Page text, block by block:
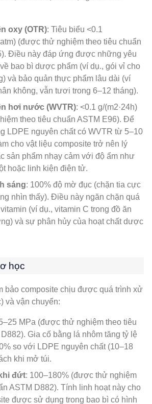
oxy (OTR): Tiêu biểu <0.1
(được thử nghiệm theo tiêu chuẩn
Điều này đáp ứng được những yêu
bao bì dược phẩm (ví dụ., gói vỉ cho
và bảo quản thực phẩm lâu dài (ví
không, vẫn tươi trong 6–12 tháng).
hơi nước (WVTR): <0.1 g/(m2·24h)
theo tiêu chuẩn ASTM E96). Để
LDPE nguyên chất có WVTR từ 5–10
cho vật liệu composite trở nên lý
sản phẩm nhạy cảm với độ ẩm như
hoặc linh kiện điện tử.
sáng: 100% độ mờ đục (chặn tia cực
nhìn thấy). Điều này ngăn chặn quá
(ví dụ., vitamin C trong đồ ăn
và sự phân hủy của hoạt chất dược
học
bảo composite chịu được quá trình xử
và vận chuyển:
MPa (được thử nghiệm theo tiêu
Gia cố bằng lá nhôm tăng tỷ lệ
so với LDPE nguyên chất (10–18
khi mở túi.
đứt: 100–180% (được thử nghiệm
ASTM D882). Tính linh hoạt này cho
được sử dụng trong bao bì có hình